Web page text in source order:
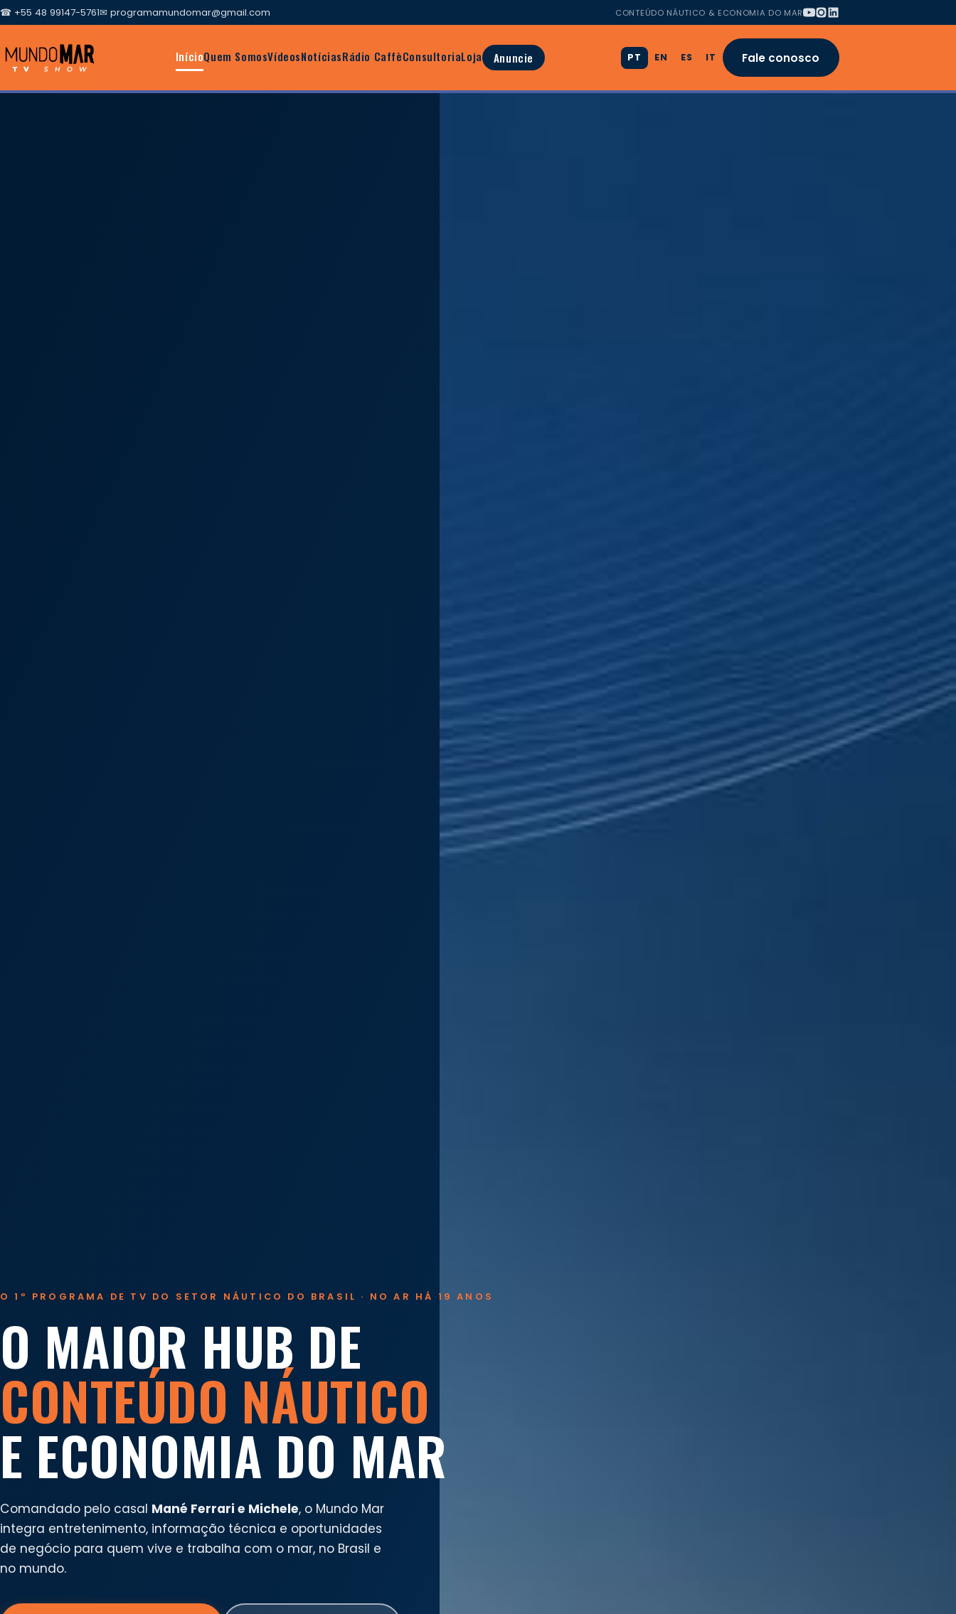
☎ +55 48 99147-5761✉ programamundomar@gmail.com CONTEÚDO NÁUTICO & ECONOMIA DO MAR
InícioQuem SomosVídeosNotíciasRádio CaffèConsultoriaLoja Anuncie PT EN ES IT Fale conosco
O 1º PROGRAMA DE TV DO SETOR NÁUTICO DO BRASIL · NO AR HÁ 19 ANOS
O MAIOR HUB DE
CONTEÚDO NÁUTICO
E ECONOMIA DO MAR
Comandado pelo casal Mané Ferrari e Michele, o Mundo Mar
integra entretenimento, informação técnica e oportunidades
de negócio para quem vive e trabalha com o mar, no Brasil e
no mundo.